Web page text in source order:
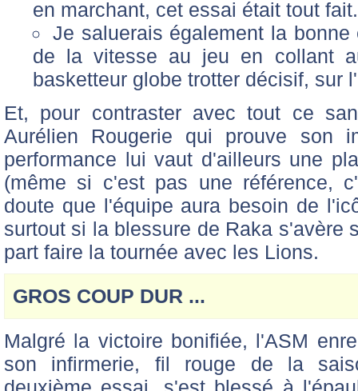
en marchant, cet essai était tout fait.
Je saluerais également la
de la vitesse au jeu en collant
basketteur globe trotter décisif, sur
Et, pour contraster avec tout ce
Aurélien Rougerie qui prouve son
performance lui vaut d'ailleurs une
(même si c'est pas une référence,
doute que l'équipe aura besoin de
surtout si la blessure de Raka s'avère
part faire la tournée avec les Lions.
GROS COUP DUR ...
Malgré la victoire bonifiée, l'ASM
son infirmerie, fil rouge de la